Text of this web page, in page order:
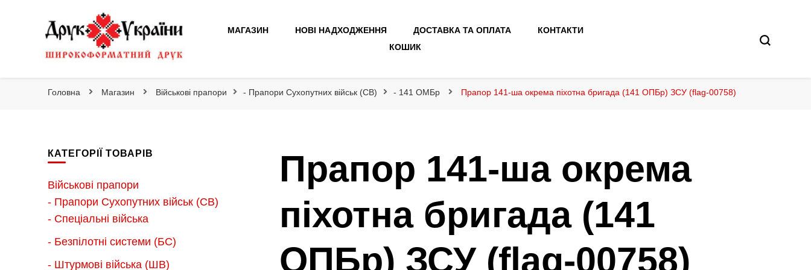
Друк України
МАГАЗИН НОВІ НАДХОДЖЕННЯ ДОСТАВКА ТА ОПЛАТА
КОНТАКТИ
КОШИК
Головна Магазин Військові прапори - Прапори Сухопутних військ (СВ) - 141 ОМБр Прапор 141-ша окрема піхотна бригада (141 ОПБр) ЗСУ (flag-00758)
Прапор 141-ша окрема
піхотна бригада (141
ОПБр) ЗСУ (flag-00758)
КАТЕГОРІЇ ТОВАРІВ
Військові прапори
- Прапори Сухопутних військ (СВ)
- Спеціальні війська
- Безпілотні системи (БС)
- Штурмові війська (ШВ)